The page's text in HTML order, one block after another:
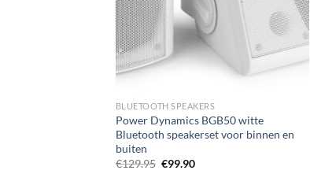
BLUETOOTH SPEAKERS
Power Dynamics BGB50 witte
Bluetooth speakerset voor binnen en
buiten
€129.95 Oorspronkelijke
€99.90Huidige